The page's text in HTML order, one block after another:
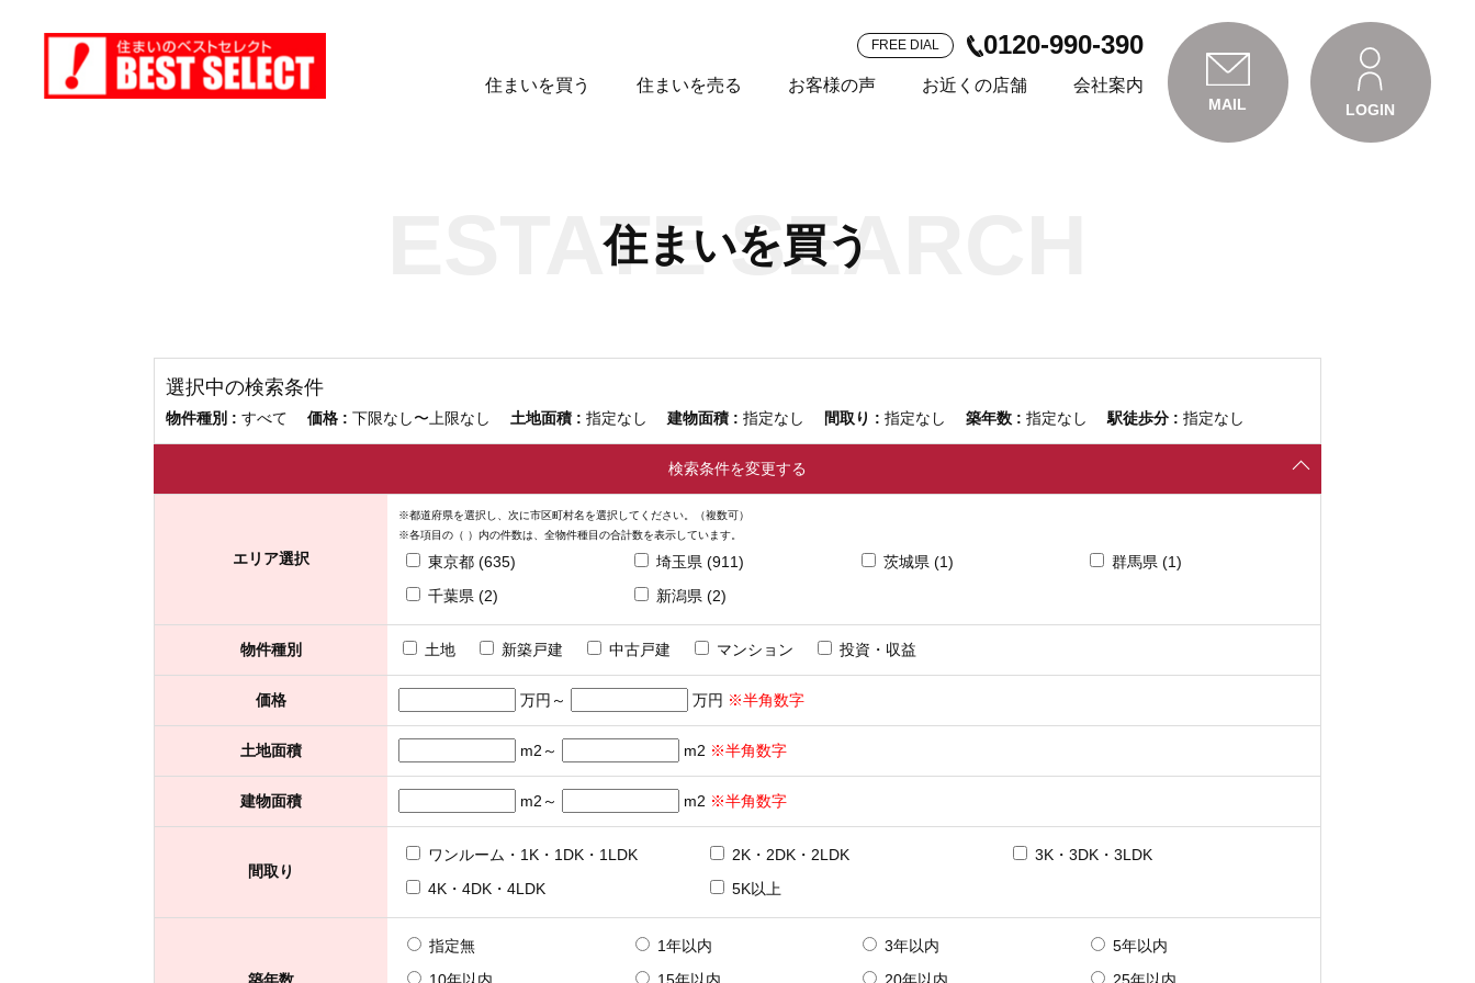
住まいを買う 住まいを売る お客様の声 お近くの店舗 会社案内
FREE DIAL 0120-990-390
MAIL LOGIN
住まいを買う
ESTATE SEARCH
選択中の検索条件
物件種別 : すべて 価格 : 下限なし〜上限なし 土地面積 : 指定なし 建物面積 : 指定なし 間取り : 指定なし 築年数 : 指定なし駅徒歩分 : 指定なし
検索条件を変更する